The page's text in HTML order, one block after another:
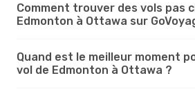
Comment trouver des vols pas
Edmonton à Ottawa sur
Quand est le meilleur moment
vol de Edmonton à Ottawa ?